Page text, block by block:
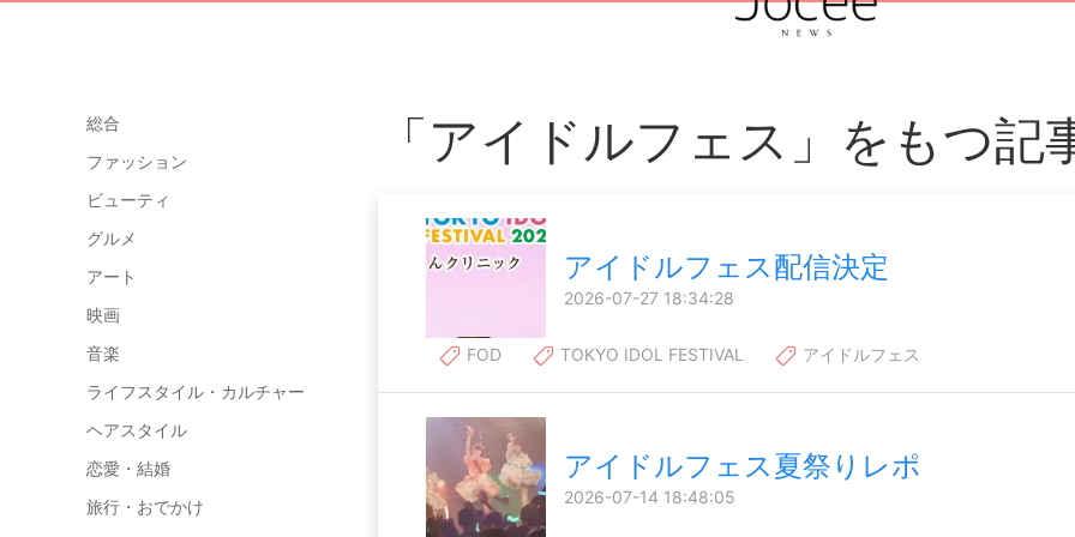
総合
ファッション
ビューティ
グルメ
アート
映画
音楽
ライフスタイル・カルチャー
ヘアスタイル
恋愛・結婚
旅行・おでかけ
「アイドルフェス」をもつ記
アイドルフェス配信決定
2026-07-27 18:34:28
FOD TOKYO IDOL FESTIVAL アイドルフェス
アイドルフェス夏祭りレポ
2026-07-14 18:48:05